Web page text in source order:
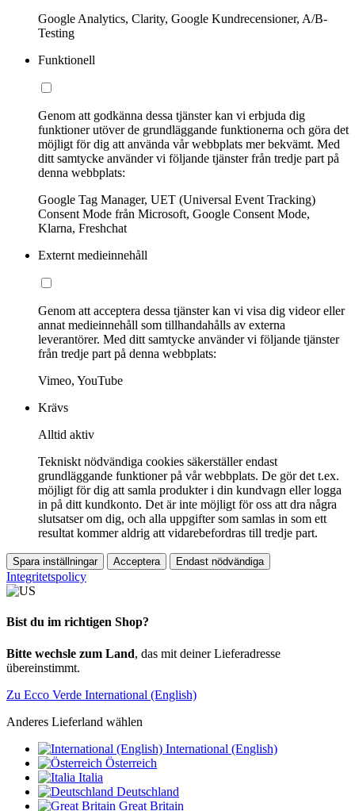
Google Analytics, Clarity, Google Kundrecensioner, A/B-
Testing
Funktionell
Genom att godkänna dessa tjänster kan vi erbjuda dig
funktioner utöver de grundläggande funktionerna och göra det
möjligt för dig att använda vår webbplats mer bekvämt. Med
ditt samtycke använder vi följande tjänster från tredje part på
denna webbplats:
Google Tag Manager, UET (Universal Event Tracking)
Consent Mode från Microsoft, Google Consent Mode,
Klarna, Freshchat
Externt medieinnehåll
Genom att acceptera dessa tjänster kan vi visa dig videor eller
annat medieinnehåll som tillhandahålls av externa
leverantörer. Med ditt samtycke använder vi följande tjänster
från tredje part på denna webbplats:
Vimeo, YouTube
Krävs
Alltid aktiv
Tekniskt nödvändiga cookies säkerställer endast
grundläggande funktioner på vår webbplats. De gör det t.ex.
möjligt för dig att samla produkter i din kundvagn eller logga
in på ditt kundkonto. Det är inte möjligt för oss att dra några
slutsatser om dig, och alla uppgifter som samlas in som ett
resultat kommer aldrig att vidarebefordras till tredje part.
Spara inställningar Acceptera Endast nödvändiga
Integritetspolicy
Bist du im richtigen Shop?
Bitte wechsle zum Land, das mit deiner Lieferadresse
übereinstimmt.
Zu Ecco Verde International (English)
Anderes Lieferland wählen
International (English)
Österreich
Italia
Deutschland
Great Britain